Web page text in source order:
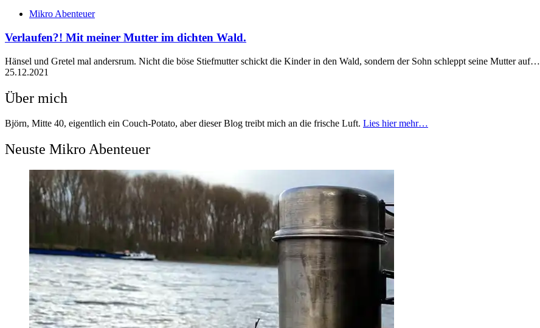
Mikro Abenteuer
Verlaufen?! Mit meiner Mutter im dichten Wald.
Hänsel und Gretel mal andersrum. Nicht die böse Stiefmutter schickt die Kinder in den Wald, sondern der Sohn schleppt seine Mutter auf…
25.12.2021
Über mich
Björn, Mitte 40, eigentlich ein Couch-Potato, aber dieser Blog treibt mich an die frische Luft. Lies hier mehr…
Neuste Mikro Abenteuer